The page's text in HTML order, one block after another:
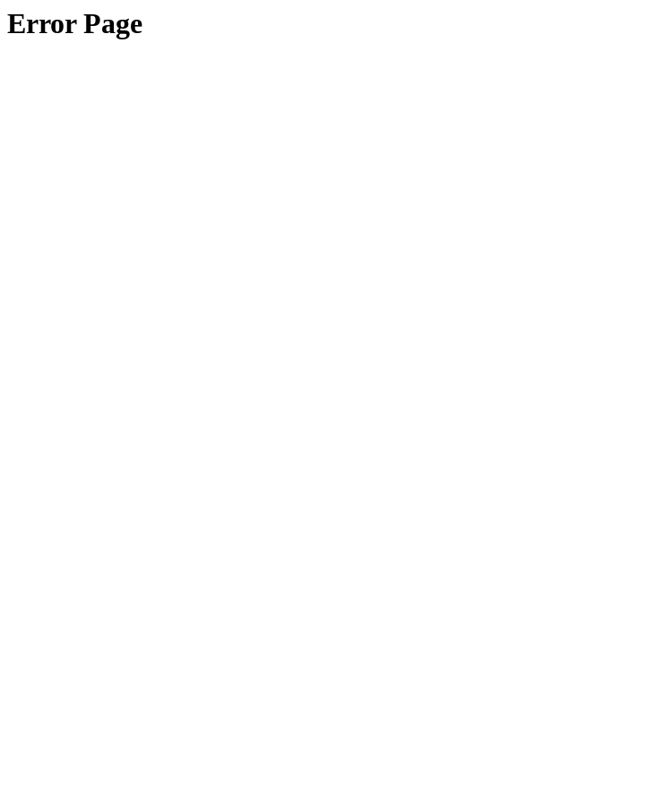
Error Page